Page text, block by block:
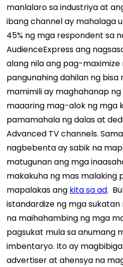
manlalaro sa industriya at
ibang channel ay mahalaga
45% ng mga respondent sa
AudienceExpress ang
alang nila ang pag-
pangunahing dahilan ng
mamimili ay maghahanap
maaaring mag-alok ng mga
pamamahala ng dalas at
Advanced TV channels.
nagbebenta ay sabik na
matugunan ang mga
makakuha ng mas malaking
mapalakas ang kita sa ad.
istandardize ng mga
na maihahambing ng mga
pagsukat mula sa anumang
imbentaryo. Ito ay
advertiser at ahensya na